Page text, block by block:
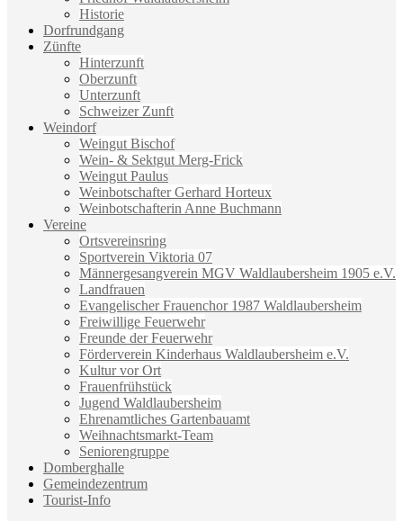
Historie
Dorfrundgang
Zünfte
Hinterzunft
Oberzunft
Unterzunft
Schweizer Zunft
Weindorf
Weingut Bischof
Wein- & Sektgut Merg-Frick
Weingut Paulus
Weinbotschafter Gerhard Horteux
Weinbotschafterin Anne Buchmann
Vereine
Ortsvereinsring
Sportverein Viktoria 07
Männergesangverein MGV Waldlaubersheim 1905 e.V.
Landfrauen
Evangelischer Frauenchor 1987 Waldlaubersheim
Freiwillige Feuerwehr
Freunde der Feuerwehr
Förderverein Kinderhaus Waldlaubersheim e.V.
Kultur vor Ort
Frauenfrühstück
Jugend Waldlaubersheim
Ehrenamtliches Gartenbauamt
Weihnachtsmarkt-Team
Seniorengruppe
Domberghalle
Gemeindezentrum
Tourist-Info